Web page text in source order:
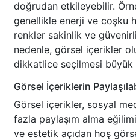
doğrudan etkileyebilir.
genellikle enerji ve coşku
renkler sakinlik ve
nedenle, görsel içerikler
dikkatlice seçilmesi büyük
Görsel İçeriklerin
Görsel içerikler, sosyal
fazla paylaşım alma
ve estetik açıdan hoş